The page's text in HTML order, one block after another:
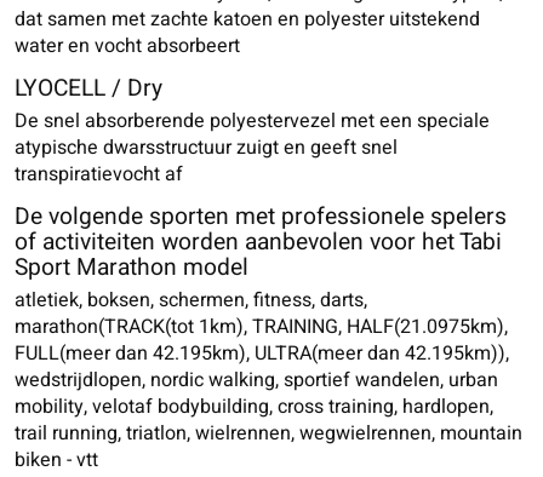
dat samen met zachte katoen en polyester uitstekend
water en vocht absorbeert
LYOCELL / Dry
De snel absorberende polyestervezel met een speciale
atypische dwarsstructuur zuigt en geeft snel
transpiratievocht af
De volgende sporten met professionele spelers
of activiteiten worden aanbevolen voor het Tabi
Sport Marathon model
atletiek, boksen, schermen, fitness, darts,
marathon(TRACK(tot 1km), TRAINING, HALF(21.0975km),
FULL(meer dan 42.195km), ULTRA(meer dan 42.195km)),
wedstrijdlopen, nordic walking, sportief wandelen, urban
mobility, velotaf bodybuilding, cross training, hardlopen,
trail running, triatlon, wielrennen, wegwielrennen, mountain
biken - vtt